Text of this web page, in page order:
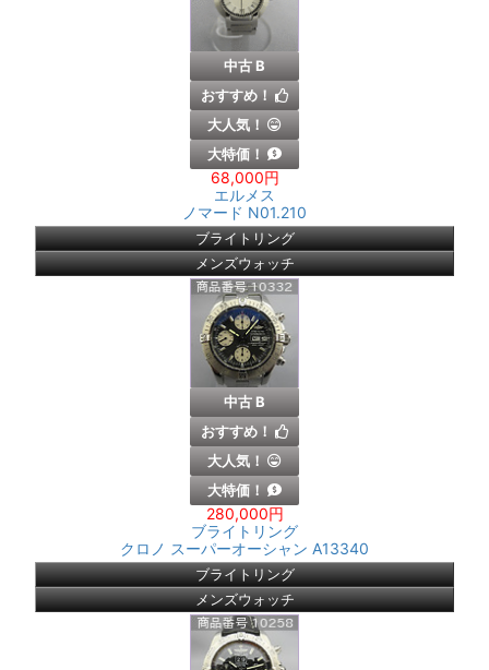
中古 B
おすすめ！
大人気！
大特価！
68,000円
エルメス
ノマード N01.210
ブライトリング
メンズウォッチ
中古 B
おすすめ！
大人気！
大特価！
280,000円
ブライトリング
クロノ スーパーオーシャン A13340
ブライトリング
メンズウォッチ